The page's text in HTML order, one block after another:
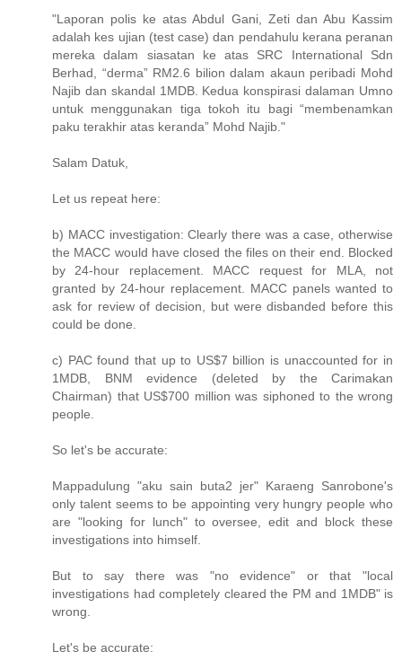
"Laporan polis ke atas Abdul Gani, Zeti dan Abu Kassim
adalah kes ujian (test case) dan pendahulu kerana peranan
mereka dalam siasatan ke atas SRC International Sdn
Berhad, “derma” RM2.6 bilion dalam akaun peribadi Mohd
Najib dan skandal 1MDB. Kedua konspirasi dalaman Umno
untuk menggunakan tiga tokoh itu bagi “membenamkan
paku terakhir atas keranda” Mohd Najib."
Salam Datuk,
Let us repeat here:
b) MACC investigation: Clearly there was a case, otherwise
the MACC would have closed the files on their end. Blocked
by 24-hour replacement. MACC request for MLA, not
granted by 24-hour replacement. MACC panels wanted to
ask for review of decision, but were disbanded before this
could be done.
c) PAC found that up to US$7 billion is unaccounted for in
1MDB, BNM evidence (deleted by the Carimakan
Chairman) that US$700 million was siphoned to the wrong
people.
So let's be accurate:
Mappadulung "aku sain buta2 jer" Karaeng Sanrobone's
only talent seems to be appointing very hungry people who
are "looking for lunch" to oversee, edit and block these
investigations into himself.
But to say there was "no evidence" or that "local
investigations had completely cleared the PM and 1MDB" is
wrong.
Let's be accurate: